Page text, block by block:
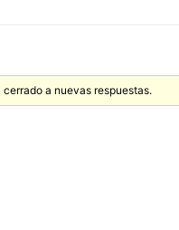
cerrado a nuevas respuestas.